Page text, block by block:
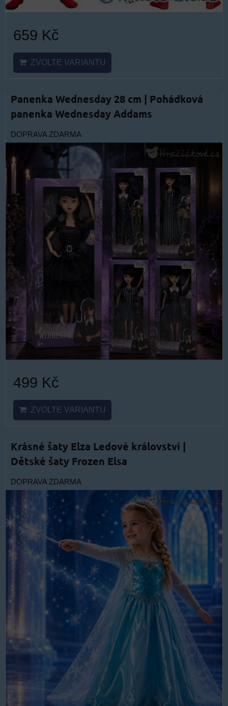
659 Kč
ZVOLTE VARIANTU
Panenka Wednesday 28 cm | Pohádková
panenka Wednesday Addams
DOPRAVA ZDARMA
499 Kč
ZVOLTE VARIANTU
Krásné šaty Elza Ledové království |
Dětské šaty Frozen Elsa
DOPRAVA ZDARMA